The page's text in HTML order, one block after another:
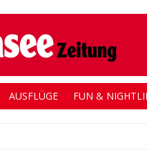
AUSFLÜGE FUN &